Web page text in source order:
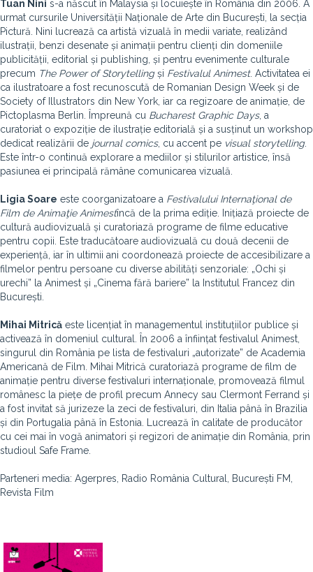
Tuan Nini s-a născut în Malaysia și locuiește în România din 2006. A
urmat cursurile Universității Naționale de Arte din București, la secția
Pictură. Nini lucrează ca artistă vizuală în medii variate, realizând
ilustrații, benzi desenate și animații pentru clienți din domeniile
publicității, editorial și publishing, și pentru evenimente culturale
precum The Power of Storytellingși Festivalul Animest. Activitatea ei
ca ilustratoare a fost recunoscută de Romanian Design Week și de
Society of Illustrators din New York, iar ca regizoare de animație, de
Pictoplasma Berlin. Împreună cu Bucharest Graphic Days, a
curatoriat o expoziție de ilustrație editorială și a susținut un workshop
dedicat realizării de journal comics, cu accent pe visual storytelling.
Este într-o continuă explorare a mediilor și stilurilor artistice, însă
pasiunea ei principală rămâne comunicarea vizuală.
Ligia Soare este coorganizatoare a Festivalului Internaţional de
Film de Animaţie Animestîncă de la prima ediție. Inițiază proiecte de
cultură audiovizuală și curatoriază programe de filme educative
pentru copii. Este traducătoare audiovizuală cu două decenii de
experiență, iar în ultimii ani coordonează proiecte de accesibilizare a
filmelor pentru persoane cu diverse abilități senzoriale: „Ochi și
urechi” la Animest și „Cinema fără bariere” la Institutul Francez din
București.
Mihai Mitrică este licențiat în managementul instituțiilor publice și
activează în domeniul cultural. În 2006 a înființat festivalul Animest,
singurul din România pe lista de festivaluri „autorizate” de Academia
Americană de Film. Mihai Mitrică curatoriază programe de film de
animație pentru diverse festivaluri internaționale, promovează filmul
românesc la piețe de profil precum Annecy sau Clermont Ferrand și
a fost invitat să jurizeze la zeci de festivaluri, din Italia până în Brazilia
și din Portugalia până în Estonia. Lucrează în calitate de producător
cu cei mai în vogă animatori și regizori de animație din România, prin
studioul Safe Frame.
Parteneri media: Agerpres, Radio România Cultural, București FM,
Revista Film